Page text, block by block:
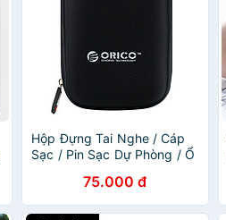
Hộp Đựng Tai Nghe / Cáp
Sạc / Pin Sạc Dự Phòng / Ổ
75.000 đ